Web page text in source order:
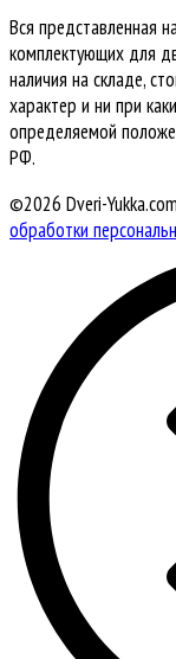
Вся представленная
комплектующих для
наличия на складе,
характер и ни при
определяемой
РФ.
©2026 Dveri-
обработки